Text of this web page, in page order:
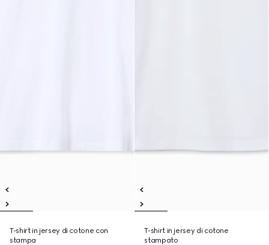
T-shirt in jersey di cotone con
stampa
T-shirt in jersey di cotone
stampato